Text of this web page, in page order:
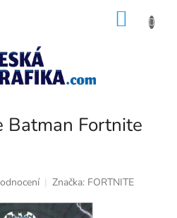
Batman Fortnite
Značka: FORTNITE